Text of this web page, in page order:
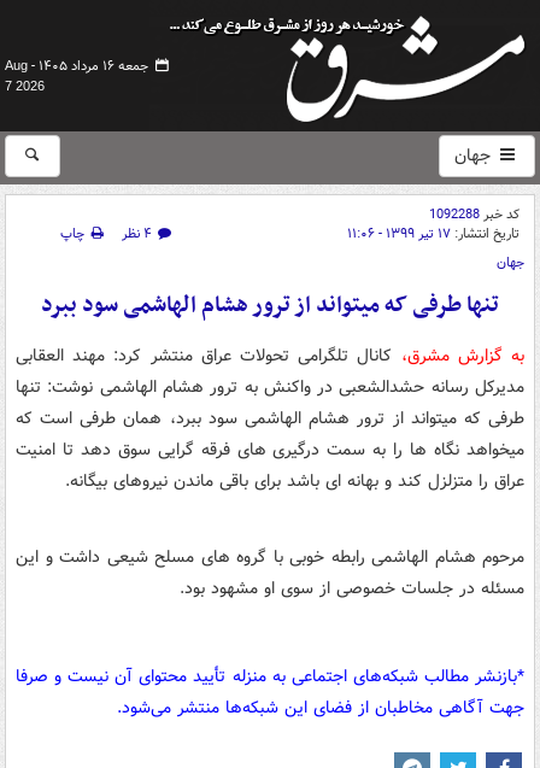
جمعه ۱۶ مرداد ۱۴۰۵ -
Aug
7 2026
جهان
کد خبر1092288
تاریخ انتشار: ۱۷ تیر ۱۳۹۹ - ۱۱:۰۶ ۴ نظر
چاپ
جهان
تنها طرفی که میتواند از ترور هشام الهاشمی سود ببرد
به گزارش مشرق، کانال تلگرامی تحولات عراق منتشر کرد: مهند العقابی
مدیرکل رسانه حشدالشعبی در واکنش به ترور هشام الهاشمی نوشت: تنها
طرفی که میتواند از ترور هشام الهاشمی سود ببرد، همان طرفی است که
میخواهد نگاه ها را به سمت درگیری های فرقه گرایی سوق دهد تا امنیت
عراق را متزلزل کند و بهانه ای باشد برای باقی ماندن نیروهای بیگانه.
مرحوم هشام الهاشمی رابطه خوبی با گروه های مسلح شیعی داشت و این
مسئله در جلسات خصوصی از سوی او مشهود بود.
*بازنشر مطالب شبکه‌های اجتماعی به منزله تأیید محتوای آن نیست و صرفا
جهت آگاهی مخاطبان از فضای این شبکه‌ها منتشر می‌شود.